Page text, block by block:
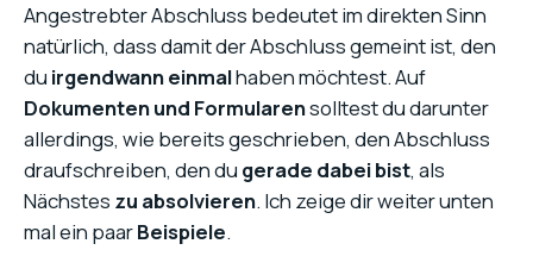
Angestrebter Abschluss bedeutet im direkten Sinn
natürlich, dass damit der Abschluss gemeint ist, den
du irgendwann einmalhaben möchtest. Auf
Dokumenten und Formularensolltest du darunter
allerdings, wie bereits geschrieben, den Abschluss
draufschreiben, den du gerade dabei bist, als
Nächstes zu absolvieren. Ich zeige dir weiter unten
mal ein paarBeispiele.